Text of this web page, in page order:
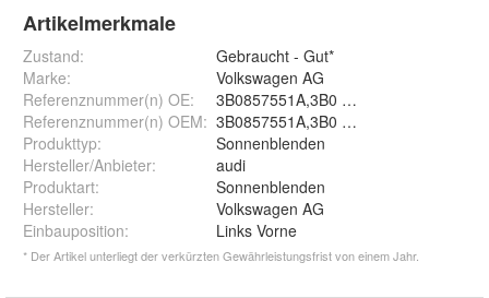
Artikelmerkmale
Zustand:
Gebraucht - Gut*
Marke:
Volkswagen AG
Referenznummer(n) OE:
3B0857551A,3B0 857 551
Referenznummer(n) OEM: 3B0857551A,3B0 857 551
Produkttyp:
Sonnenblenden
Hersteller/Anbieter:
audi
Produktart:
Sonnenblenden
Hersteller:
Volkswagen AG
Einbauposition: Links Vorne
* Der Artikel unterliegt der verkürzten Gewährleistungsfrist von einem Jahr.